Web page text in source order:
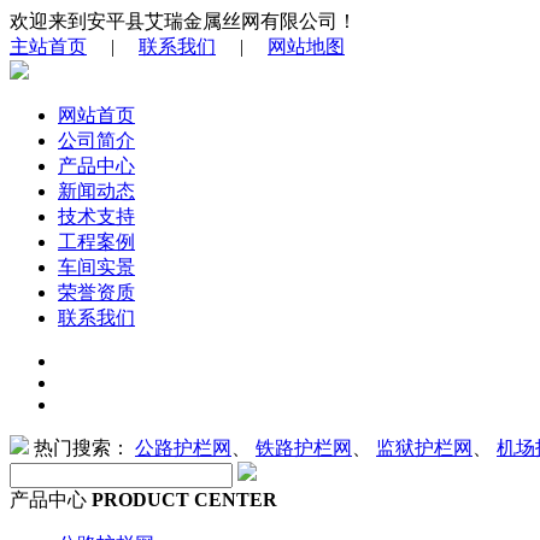
欢迎来到安平县艾瑞金属丝网有限公司！
主站首页 | 联系我们 | 网站地图
网站首页
公司简介
产品中心
新闻动态
技术支持
工程案例
车间实景
荣誉资质
联系我们
热门搜索： 公路护栏网 铁路护栏网 监狱护栏网 机场
产品中心 PRODUCT CENTER